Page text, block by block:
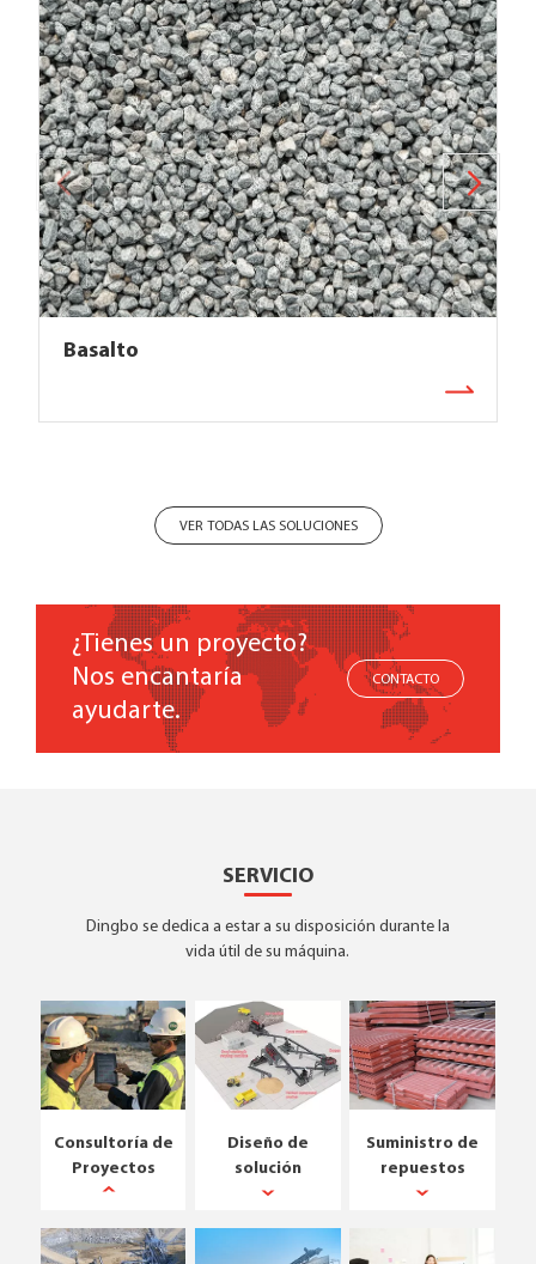
Basalto
VER TODAS LAS SOLUCIONES
¿Tienes un proyecto?
Nos encantaría
ayudarte.
CONTACTO
SERVICIO
Dingbo se dedica a estar a su disposición durante la
vida útil de su máquina.
Consultoría de
Proyectos
Diseño de
solución
Suministro de
repuestos